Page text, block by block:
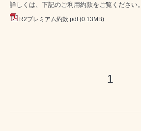
詳しくは、下記のご利用約款をご覧ください。
R2プレミアム約款.pdf (0.13MB)
1